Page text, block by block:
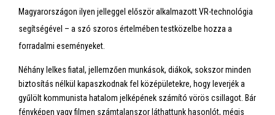
Magyarországon ilyen jelleggel először alkalmazott VR-technológia
segítségével – a szó szoros értelmében testközelbe hozza a
forradalmi eseményeket.
Néhány lelkes fiatal, jellemzően munkások, diákok, sokszor minden
biztosítás nélkül kapaszkodnak fel középületekre, hogy leverjék a
gyűlölt kommunista hatalom jelképének számító vörös csillagot. Bár
fényképen vagy filmen számtalanszor láthattunk hasonlót, mégis